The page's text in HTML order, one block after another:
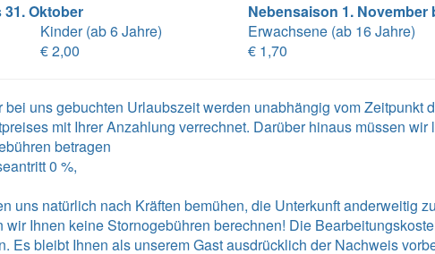
31. Oktober
Kinder (ab 6 Jahre)
€ 2,00
Nebensaison 1. November
Erwachsene (ab 16 Jahre)
€ 1,70
bei uns gebuchten Urlaubszeit werden unabhängig vom Zeitpunkt
mit Ihrer Anzahlung verrechnet. Darüber hinaus müssen wir
betragen
0 %,
uns natürlich nach Kräften bemühen, die Unterkunft anderweitig
Ihnen keine Stornogebühren berechnen! Die
Es bleibt Ihnen als unserem Gast ausdrücklich der Nachweis